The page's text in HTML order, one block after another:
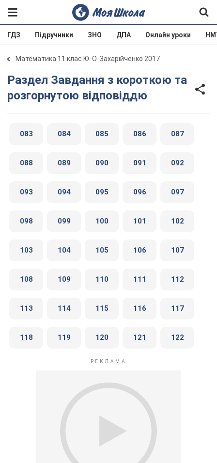
ГДЗ Підручники ЗНО ДПА Онлайн уроки
Математика 11 клас Ю. О. Захарійченко 2017
Раздел Завдання з короткою та
розгорнутою відповіддю
083 084 085 086 087
088 089 090 091 092
093 094 095 096 097
098 099 100 101 102
103 104 105 106 107
108 109 110 111 112
113 114 115 116 117
118 119 120 121 122